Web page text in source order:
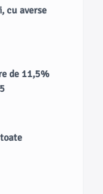
cu averse
de 11,5%